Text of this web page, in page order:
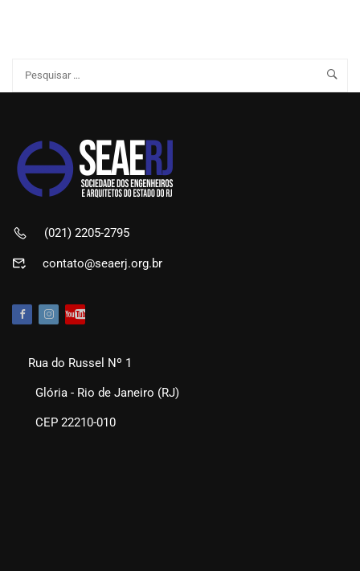
(021) 2205-2795
contato@seaerj.org.br
Rua do Russel Nº 1
Glória - Rio de Janeiro (RJ)
CEP 22210-010